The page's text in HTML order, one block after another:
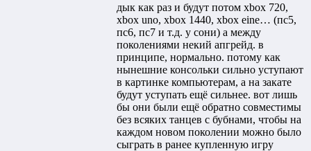
дык как раз и будут потом xbox 720,
xbox uno, xbox 1440, xbox eine… (пс5,
пс6, пс7 и т.д. у сони) а между
поколениями некий апгрейд. в
принципе, нормально. потому как
нынешние консольки сильно уступают
в картинке компьютерам, а на закате
будут уступать ещё сильнее. вот лишь
бы они были ещё обратно совместимы
без всяких танцев с бубнами, чтобы на
каждом новом поколении можно было
сыграть в ранее купленную игру